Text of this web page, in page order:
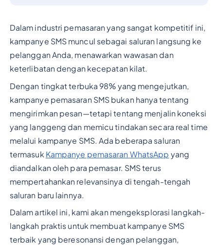
Dalam industri pemasaran yang sangat kompetitif ini,
kampanye SMS muncul sebagai saluran langsung ke
pelanggan Anda, menawarkan wawasan dan
keterlibatan dengan kecepatan kilat.
Dengan tingkat terbuka 98% yang mengejutkan,
kampanye pemasaran SMS bukan hanya tentang
mengirimkan pesan—tetapi tentang menjalin koneksi
yang langgeng dan memicu tindakan secara real time
melalui kampanye SMS. Ada beberapa saluran
termasuk Kampanye pemasaran WhatsApp yang
diandalkan oleh para pemasar. SMS terus
mempertahankan relevansinya di tengah-tengah
saluran baru lainnya.
Dalam artikel ini, kami akan mengeksplorasi langkah-
langkah praktis untuk membuat kampanye SMS
terbaik yang beresonansi dengan pelanggan,